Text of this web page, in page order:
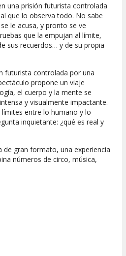
una prisión futurista controlada
que lo observa todo. No sabe
le acusa, y pronto se ve
que la empujan al límite,
sus recuerdos… y de su propia
futurista controlada por una
propone un viaje
el cuerpo y la mente se
y visualmente impactante.
entre lo humano y lo
inquietante: ¿qué es real y
de gran formato, una experiencia
números de circo, música,
el primer hito de su nueva era.
que entretenimiento